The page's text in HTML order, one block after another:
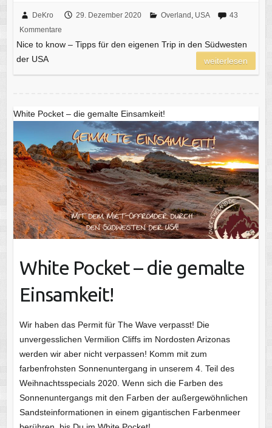
DeKro 29. Dezember 2020 Overland USA
43
Kommentare
Nice to know – Tipps für den eigenen Trip in den Südwesten
der USA
weiterlesen
White Pocket – die gemalte Einsamkeit!
White Pocket – die gemalte
Einsamkeit!
Wir haben das Permit für The Wave verpasst! Die
unvergesslichen Vermilion Cliffs im Nordosten Arizonas
werden wir aber nicht verpassen! Komm mit zum
farbenfrohsten Sonnenuntergang in unserem 4. Teil des
Weihnachtsspecials 2020. Wenn sich die Farben des
Sonnenuntergangs mit den Farben der außergewöhnlichen
Sandsteinformationen in einem gigantischen Farbenmeer